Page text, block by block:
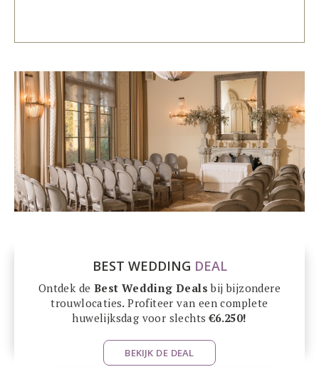
BEST WEDDING DEAL
Ontdek de Best Wedding Deals bij bijzondere
trouwlocaties.Profiteer van een complete
huwelijksdag voor slechts€6.250!
BEKIJK DE DEAL